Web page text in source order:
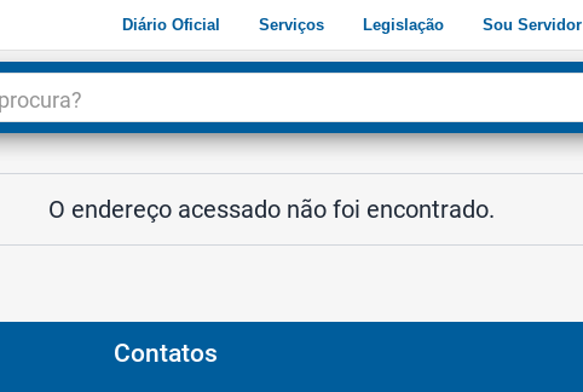
Diário Oficial Serviços Legislação Sou Servidor
O endereço acessado não foi encontrado.
Contatos